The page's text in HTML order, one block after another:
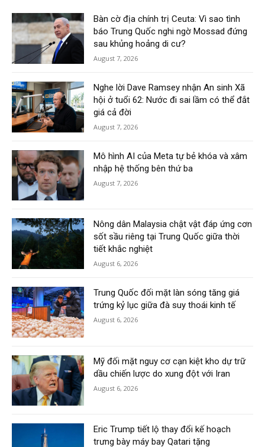
Bàn cờ địa chính trị Ceuta: Vì sao tình
báo Trung Quốc nghi ngờ Mossad đứng
sau khủng hoảng di cư?
August 7, 2026
Nghe lời Dave Ramsey nhận An sinh Xã
hội ở tuổi 62: Nước đi sai lầm có thể đắt
giá cả đời
August 7, 2026
Mô hình AI của Meta tự bẻ khóa và xâm
nhập hệ thống bên thứ ba
August 7, 2026
Nông dân Malaysia chật vật đáp ứng cơn
sốt sầu riêng tại Trung Quốc giữa thời
tiết khắc nghiệt
August 6, 2026
Trung Quốc đối mặt làn sóng tăng giá
trứng kỷ lục giữa đà suy thoái kinh tế
August 6, 2026
Mỹ đối mặt nguy cơ cạn kiệt kho dự trữ
dầu chiến lược do xung đột với Iran
August 6, 2026
Eric Trump tiết lộ thay đổi kế hoạch
trưng bày máy bay Qatari tặng